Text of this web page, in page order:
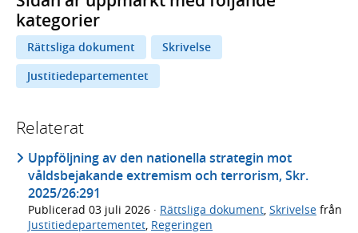
kategorier
Rättsliga dokument
Skrivelse
Justitiedepartementet
Relaterat
Uppföljning av den nationella strategin mot
våldsbejakande extremism och terrorism, Skr.
2025/26:291
Publicerad 03 juli 2026 · Rättsliga dokument, Skrivelse från
Justitiedepartementet, Regeringen